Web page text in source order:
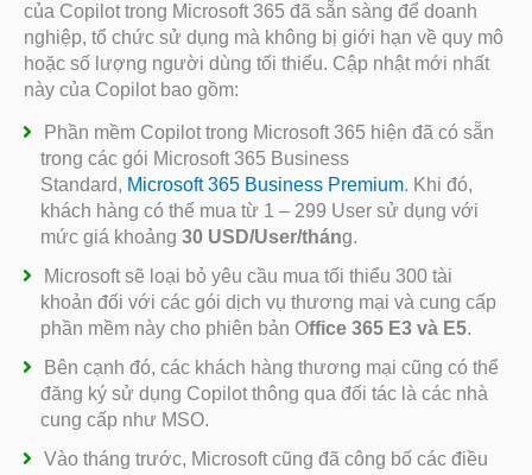
của Copilot trong Microsoft 365 đã sẵn sàng để doanh
nghiệp, tổ chức sử dụng mà không bị giới hạn về quy mô
hoặc số lượng người dùng tối thiểu. Cập nhật mới nhất
này của Copilot bao gồm:
Phần mềm Copilot trong Microsoft 365 hiện đã có sẵn
trong các gói Microsoft 365 Business
Standard, Microsoft 365 Business Premium. Khi đó,
khách hàng có thể mua từ 1 – 299 User sử dụng với
mức giá khoảng 30 USD/User/tháng.
Microsoft sẽ loại bỏ yêu cầu mua tối thiểu 300 tài
khoản đối với các gói dịch vụ thương mại và cung cấp
phần mềm này cho phiên bản Office 365 E3 và E5.
Bên cạnh đó, các khách hàng thương mại cũng có thể
đăng ký sử dụng Copilot thông qua đối tác là các nhà
cung cấp như MSO.
Vào tháng trước, Microsoft cũng đã công bố các điều